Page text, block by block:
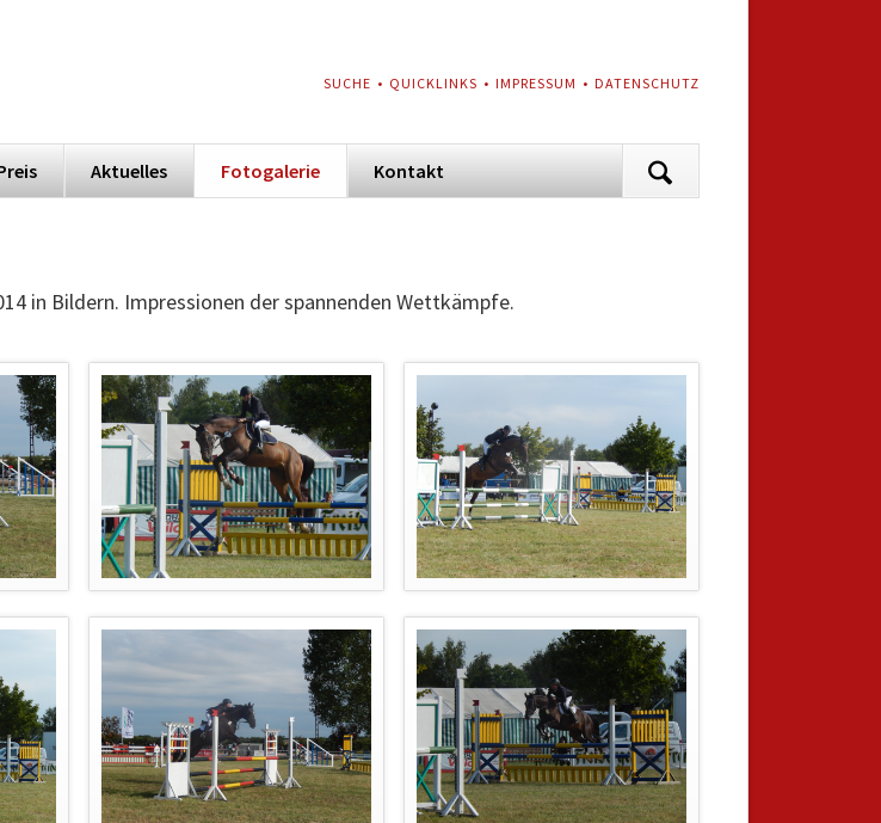
NAVIGATION
SUCHE QUICKLINKS IMPRESSUM DATENSCHUTZ
überspringen
Aktuelles Fotogalerie Kontakt
in Bildern. Impressionen der spannenden Wettkämpfe.